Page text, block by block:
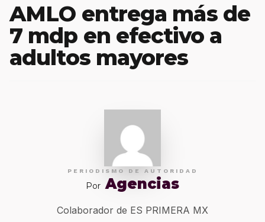
AMLO entrega más de
7 mdp en efectivo a
adultos mayores
PERIODISMO DE AUTORIDAD
Por Agencias
Colaborador de ES PRIMERA MX